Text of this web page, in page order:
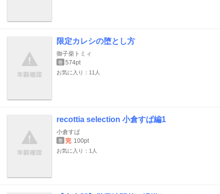
限定カレシの堕とし方
御子柴トミィ
巻 574pt
お気に入り：11人
recottia selection 小倉すぱ編1
小倉すぱ
巻 完 100pt
お気に入り：1人